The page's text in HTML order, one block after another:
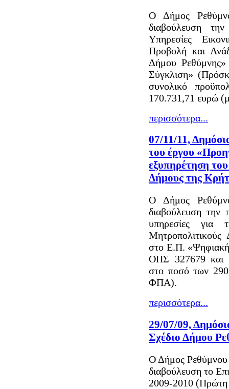
Ο Δήμος
διαβούλευση
Υπηρεσίες
Προβολή και
Δήμου
Σύγκλιση»
συνολικό
170.731,71 ευρώ
περισσότερα...
07/11/11,
του έργου
εξυπηρέτηση
Δήμους της
Ο Δήμος
διαβούλευση την
υπηρεσίες για
στο Ε.Π.
ΟΠΣ 327679 και
στο ποσό των
ΦΠΑ).
περισσότερα...
29/07/09,
Σχέδιο Δήμου
Ο Δήμος Ρεθύμνου
διαβούλευση το
2009-2010 (Πρώτη